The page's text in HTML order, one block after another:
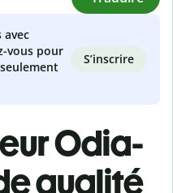
avec
vous pour
S’inscrire
Odia-
qualité